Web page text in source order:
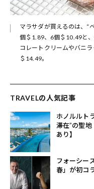
マラサダが買えるのは、“
個＄1.89、6個＄10.49と
コレートクリームやバニ
＄14.49。
TRAVELの人気記事
ホノルルト
滞在”の聖
あり】
フォーシー
春」が初コ